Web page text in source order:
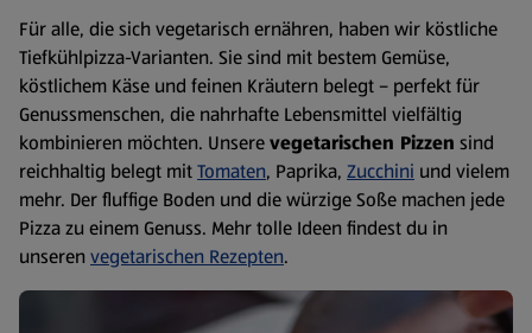
Für alle, die sich vegetarisch ernähren, haben wir köstliche
Tiefkühlpizza-Varianten. Sie sind mit bestem Gemüse,
köstlichem Käse und feinen Kräutern belegt – perfekt für
Genussmenschen, die nahrhafte Lebensmittel vielfältig
kombinieren möchten. Unserevegetarischen Pizzen sind
reichhaltig belegt mitTomaten, Paprika, Zucchini und vielem
mehr. Der fluffige Boden und die würzige Soße machen jede
Pizza zu einem Genuss. Mehr tolle Ideen findest du in
unseren vegetarischen Rezepten.